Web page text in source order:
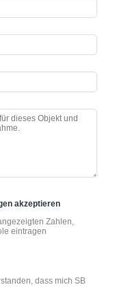
akzeptieren
Zahlen,
eintragen
dass mich SB